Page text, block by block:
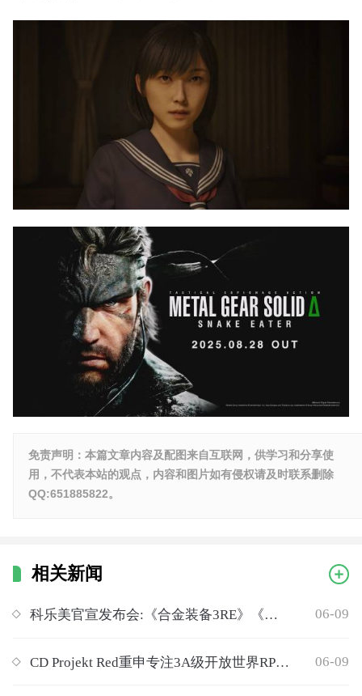
免责声明：本篇文章内容及配图来自互联网，供学习和分享使
用，不代表本站的观点，内容和图片如有侵权请及时联系删除
QQ:651885822。
相关新闻
科乐美官宣发布会:《合金装备3RE》《寂静岭f》亮相 06-09
CD Projekt Red重申专注3A级开放世界RPG游戏战略 06-09